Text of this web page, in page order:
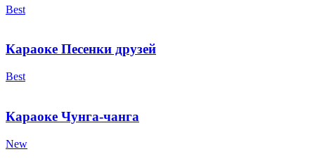
Best
Караоке Песенки друзей
Best
Караоке Чунга-чанга
New